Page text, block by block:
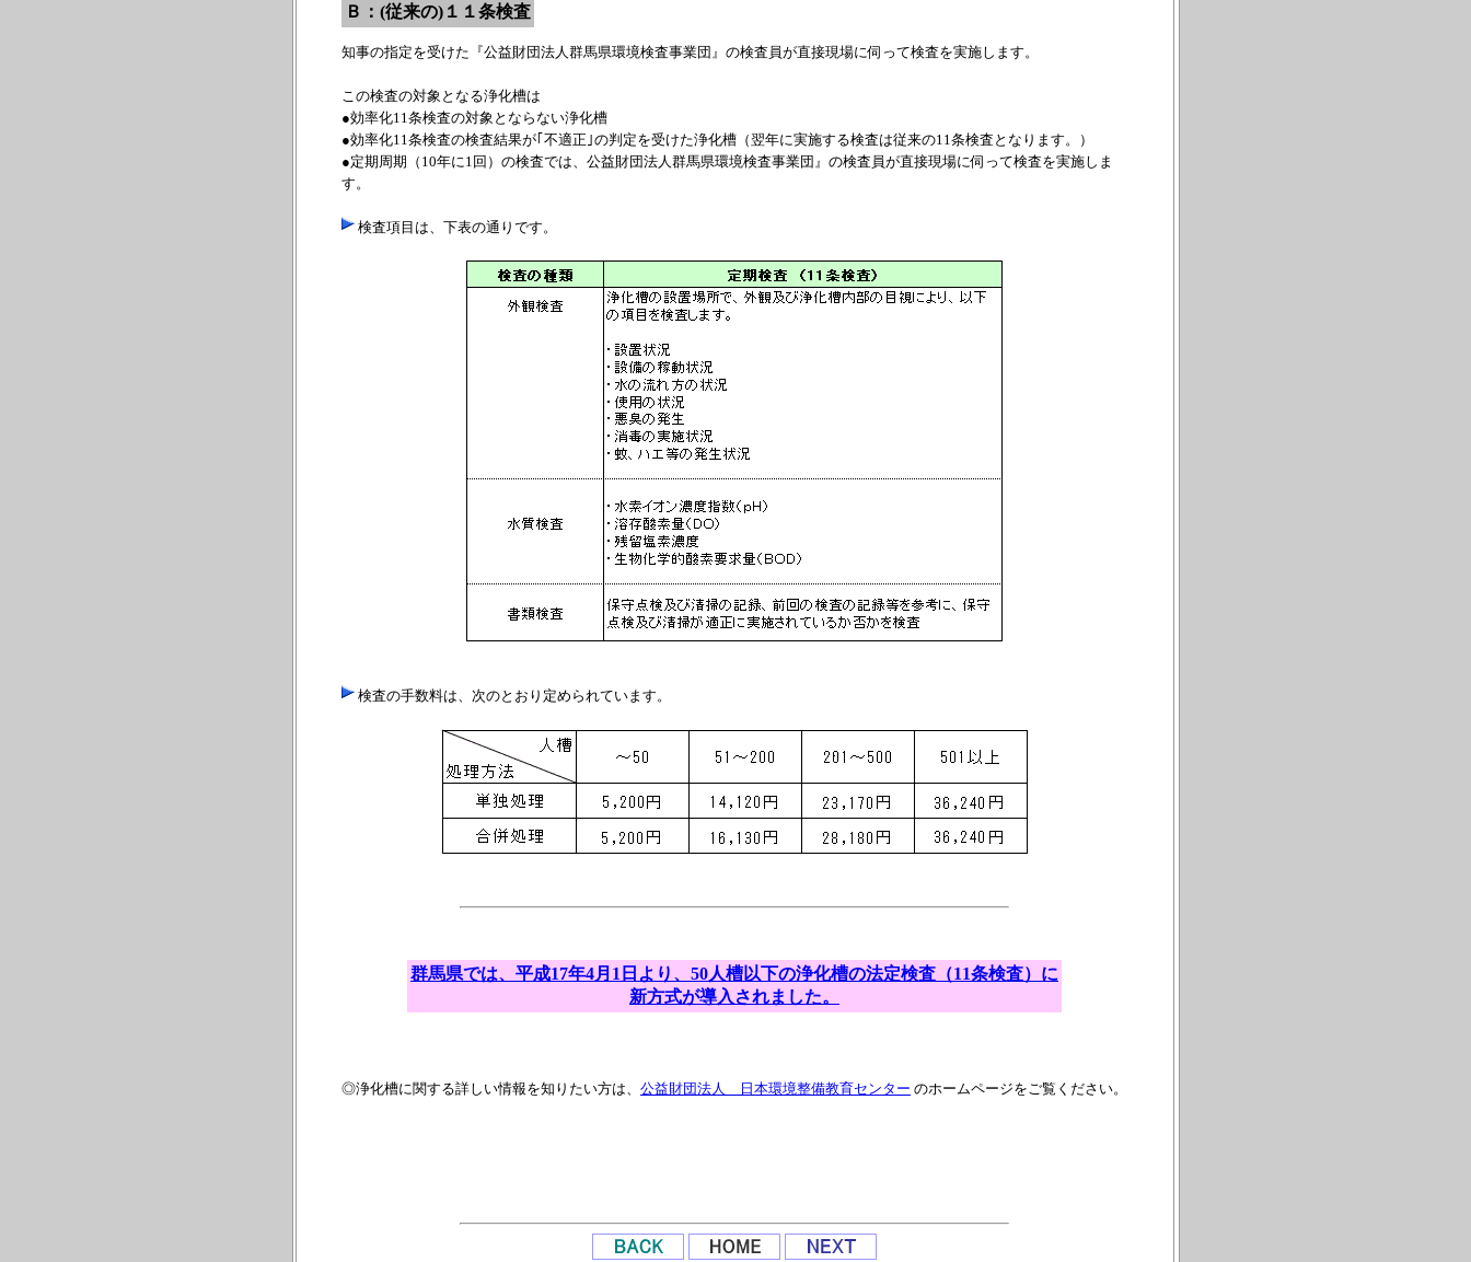
Ｂ：(従来の)１１条検査
知事の指定を受けた『公益財団法人群馬県環境検査事業団』の検査員が直接現場に伺って検査を実施します。
この検査の対象となる浄化槽は
●効率化11条検査の対象とならない浄化槽
●効率化11条検査の検査結果が｢不適正｣の判定を受けた浄化槽（翌年に実施する検査は従来の11条検査となります。）
●定期周期（10年に1回）の検査では、公益財団法人群馬県環境検査事業団』の検査員が直接現場に伺って検査を実施しま
す。
検査項目は、下表の通りです。
検査の手数料は、次のとおり定められています。
群馬県では、平成17年4月1日より、50人槽以下の浄化槽の法定検査（11条検査）に
新方式が導入されました。
◎浄化槽に関する詳しい情報を知りたい方は、 公益財団法人 日本環境整備教育センター のホームページをご覧ください。